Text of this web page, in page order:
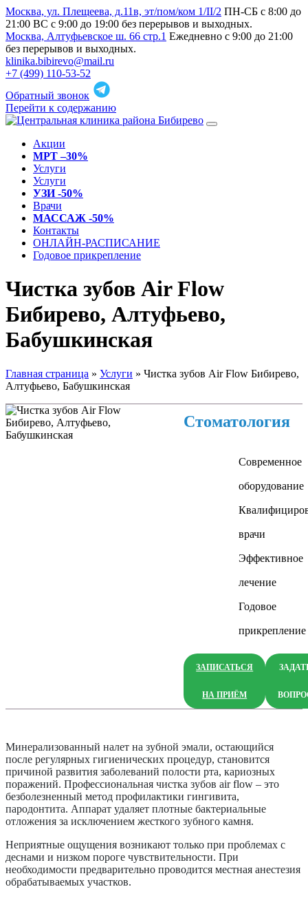
Москва, ул. Плещеева, д.11в, эт/пом/ком 1/II/2 ПН-СБ с 8:00 до
21:00 ВС с 9:00 до 19:00 без перерывов и выходных.
Москва, Алтуфьевское ш. 66 стр.1 Ежедневно с 9:00 до 21:00
без перерывов и выходных.
klinika.bibirevo@mail.ru
+7 (499) 110-53-52
Обратный звонок
Перейти к содержанию
Акции
МРТ –30%
Услуги
Услуги
УЗИ -50%
Врачи
МАССАЖ -50%
Контакты
ОНЛАЙН-РАСПИСАНИЕ
Годовое прикрепление
Чистка зубов Air Flow
Бибирево, Алтуфьево,
Бабушкинская
Главная страница » Услуги » Чистка зубов Air Flow Бибирево,
Алтуфьево, Бабушкинская
Стоматология
Современное
оборудование
врачи
Эффективное
лечение
Годовое
прикрепление
ЗАПИСАТЬСЯ
НА ПРИЁМ
Минерализованный налет на зубной эмали, остающийся
после регулярных гигиенических процедур, становится
причиной развития заболеваний полости рта, кариозных
поражений. Профессиональная чистка зубов air flow – это
безболезненный метод профилактики гингивита,
пародонтита. Аппарат удаляет плотные бактериальные
отложения за исключением жесткого зубного камня.
Неприятные ощущения возникают только при проблемах с
деснами и низком пороге чувствительности. При
необходимости предварительно проводится местная анестезия
обрабатываемых участков.